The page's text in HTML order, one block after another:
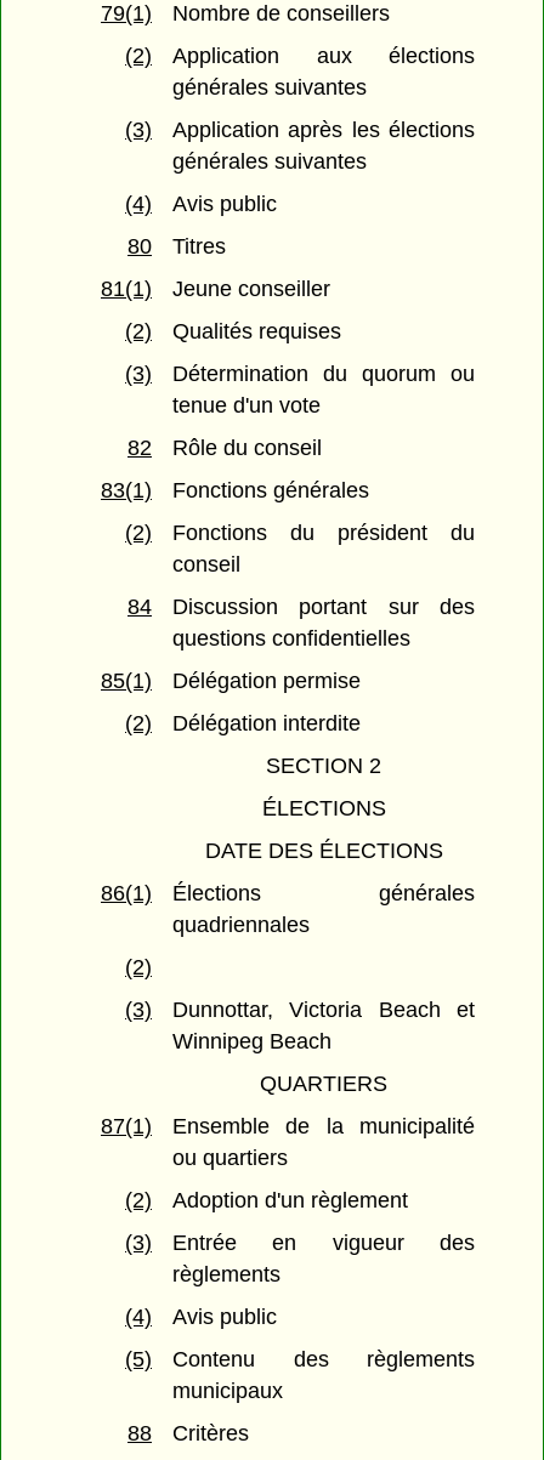
79(1)
Nombre de conseillers
(2)
Application aux élections
générales suivantes
(3)
Application après les élections
générales suivantes
(4)
Avis public
80
Titres
81(1)
Jeune conseiller
(2)
Qualités requises
(3)
Détermination du quorum ou
tenue d'un vote
82
Rôle du conseil
83(1)
Fonctions générales
(2)
Fonctions du président du
conseil
84
Discussion portant sur des
questions confidentielles
85(1)
Délégation permise
(2)
Délégation interdite
SECTION 2
ÉLECTIONS
DATE DES ÉLECTIONS
86(1)
Élections générales
quadriennales
(2)
(3)
Dunnottar, Victoria Beach et
Winnipeg Beach
QUARTIERS
87(1)
Ensemble de la municipalité
ou quartiers
(2)
Adoption d'un règlement
(3)
Entrée en vigueur des
règlements
(4)
Avis public
(5)
Contenu des règlements
municipaux
88
Critères